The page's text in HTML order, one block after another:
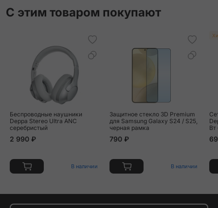
С этим товаром покупают
Беспроводные наушники
Deppa Stereo Ultra ANC
серебристый
2 990 ₽
В наличии
Защитное стекло 3D Premium
для Samsung Galaxy S24 / S25,
черная рамка
790 ₽
В наличии
Вт